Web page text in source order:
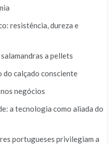
resistência, dureza e
a pellets
calçado consciente
negócios
a tecnologia como aliada do
portugueses privilegiam a